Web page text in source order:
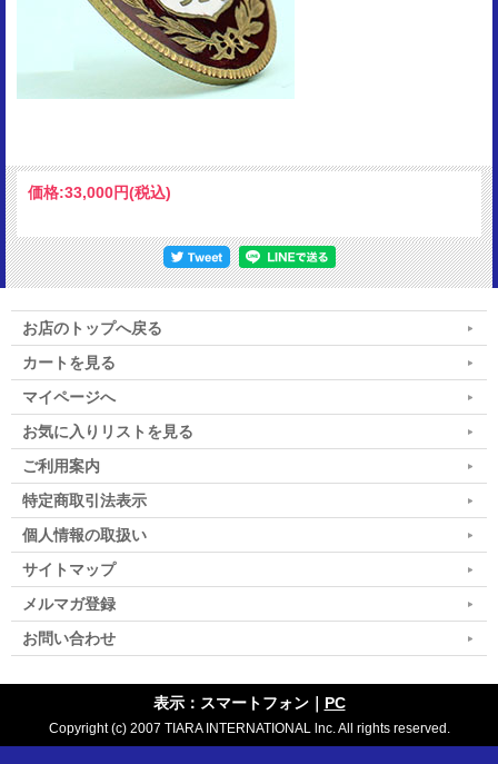
価格:33,000円(税込)
お店のトップへ戻る
カートを見る
マイページへ
お気に入りリストを見る
ご利用案内
特定商取引法表示
個人情報の取扱い
サイトマップ
メルマガ登録
お問い合わせ
表示：スマートフォン｜ PC
Copyright (c) 2007 TIARA INTERNATIONAL lnc. All rights reserved.